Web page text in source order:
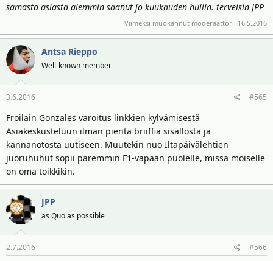
samasta asiasta aiemmin saanut jo kuukauden huilin. terveisin JPP
Viimeksi muokannut moderaattori: 16.5.2016
Antsa Rieppo
Well-known member
3.6.2016 #565
Froilain Gonzales varoitus linkkien kylvämisestä
Asiakeskusteluun ilman pientä briiffiä sisällöstä ja
kannanotosta uutiseen. Muutekin nuo Iltapäivälehtien
juoruhuhut sopii paremmin F1-vapaan puolelle, missä moiselle
on oma toikkikin.
JPP
as Quo as possible
2.7.2016 #566